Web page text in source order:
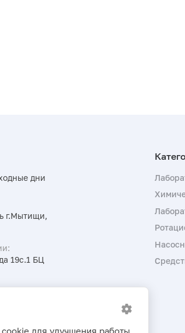
дни
г.Мытищи,
19с.1 БЦ
для улучшения работы